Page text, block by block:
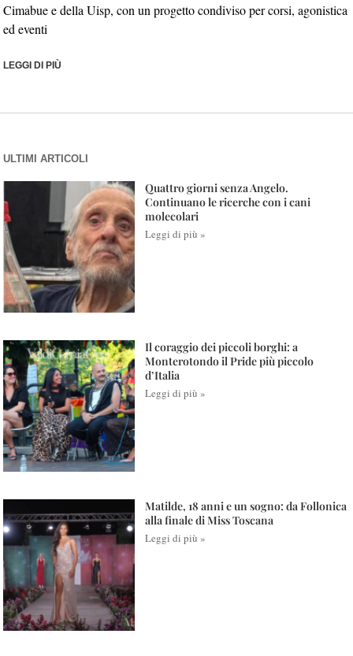
Cimabue e della Uisp, con un progetto condiviso per corsi, agonistica
ed eventi
LEGGI DI PIÙ
ULTIMI ARTICOLI
Quattro giorni senza Angelo.
Continuano le ricerche con i cani
molecolari
Leggi di più »
Il coraggio dei piccoli borghi: a
Monterotondo il Pride più piccolo
d’Italia
Leggi di più »
Matilde, 18 anni e un sogno: da Follonica
alla finale di Miss Toscana
Leggi di più »